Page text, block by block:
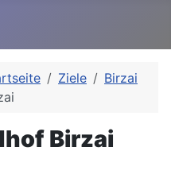
Ziele
Birzai
Birzai